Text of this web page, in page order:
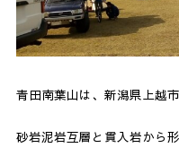
6. 青田南葉山へのア
青田南葉山は、新潟県上越
砂岩泥岩互層と貫入岩から